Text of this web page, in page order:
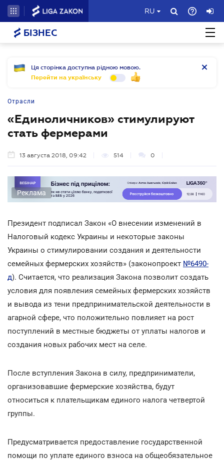
RU
БІЗНЕС
Ця сторінка доступна рідною мовою.
Перейти на українську
Отрасли
«Единоличников» стимулируют
стать фермерами
13 августа 2018, 09:42 514 0
Реклама
Президент подписал Закон «О внесении изменений в
Налоговый кодекс Украины и некоторые законы
Украины о стимулировании создания и деятельности
семейных фермерских хозяйств» (законопроект №6490-
д). Считается, что реализация Закона позволит создать
условия для появления семейных фермерских хозяйств
и вывода из тени предпринимательской деятельности в
агарной сфере, что положительно повлияет на рост
поступлений в местные бюджеты от уплаты налогов и
создания новых рабочих мест на селе.
После вступления Закона в силу, предприниматели,
организовавшие фермерские хозяйства, будут
относиться к плательщикам единого налога четвертой
группы.
Предусматривается предоставление государственной
помощи по уплате единого взноса на общеобязательное